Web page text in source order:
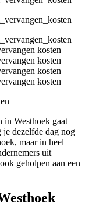
Westhoek gaat
dezelfde dag nog
maar in heel
uit
geholpen aan een